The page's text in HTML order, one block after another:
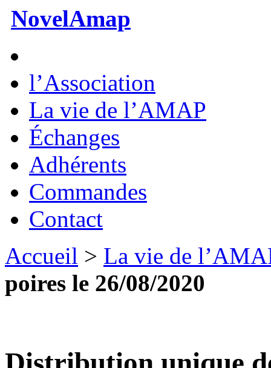
NovelAmap
l’Association
La vie de l’AMAP
Échanges
Adhérents
Commandes
Contact
Accueil > La vie de
poires le 26/08/2020